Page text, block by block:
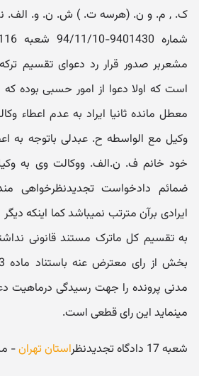
ک. , م. و ن. (هرسه ت. ) ش. ن. و. الف.
مشعربر صدور قرار رد دعوای تقسیم
معطل مانده ثانیا ایراد به عدم اعطاء
وکیل مع الواسطه ح. عبدلی باتوجه به
خود خانم ف. ن.الف. ووکالت وی به
ضمائم دادخواست تجدیدنظرخواهی
ایرادی برآن مترتب نمیباشد کما اینکه دیگر
به تقسیم کل ماترک مستند قانونی
مدنی پرونده را جهت رسیدگی درماهیت
مینماید این رای قطعی است.
شعبه 17 دادگاه تجدیدنظر استان تهران-